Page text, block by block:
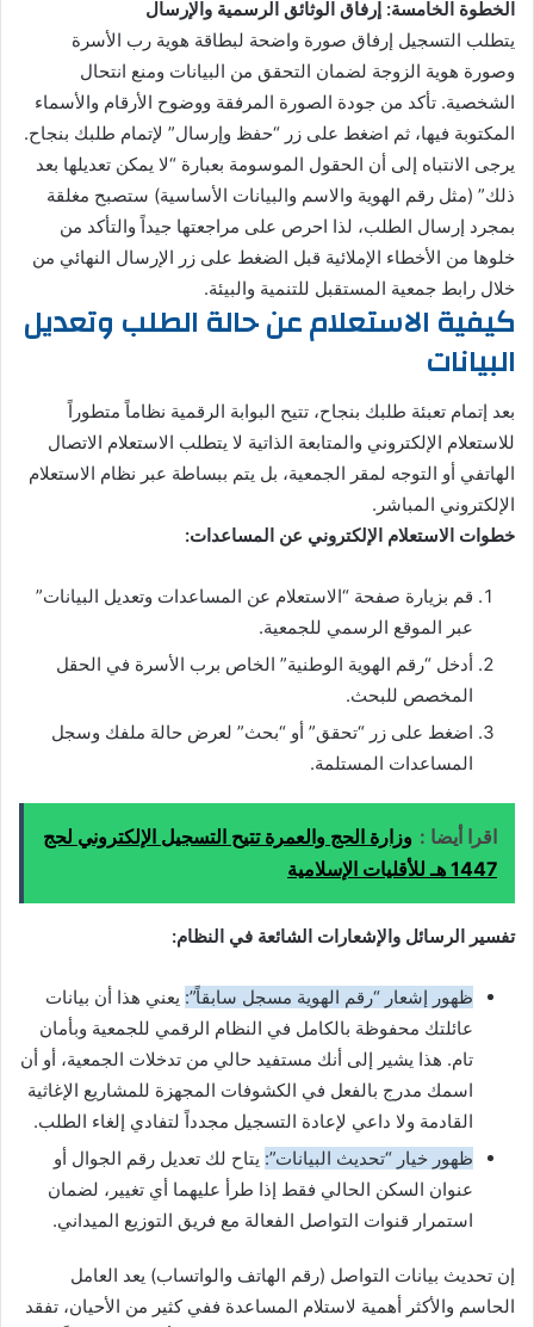
الخطوة الخامسة: إرفاق الوثائق الرسمية والإرسال
يتطلب التسجيل إرفاق صورة واضحة لبطاقة هوية رب الأسرة
وصورة هوية الزوجة لضمان التحقق من البيانات ومنع انتحال
الشخصية. تأكد من جودة الصورة المرفقة ووضوح الأرقام والأسماء
المكتوبة فيها، ثم اضغط على زر “حفظ وإرسال” لإتمام طلبك بنجاح.
يرجى الانتباه إلى أن الحقول الموسومة بعبارة “لا يمكن تعديلها بعد
ذلك” (مثل رقم الهوية والاسم والبيانات الأساسية) ستصبح مغلقة
بمجرد إرسال الطلب، لذا احرص على مراجعتها جيداً والتأكد من
خلوها من الأخطاء الإملائية قبل الضغط على زر الإرسال النهائي من
خلال رابط جمعية المستقبل للتنمية والبيئة.
كيفية الاستعلام عن حالة الطلب وتعديل
البيانات
بعد إتمام تعبئة طلبك بنجاح، تتيح البوابة الرقمية نظاماً متطوراً
للاستعلام الإلكتروني والمتابعة الذاتية لا يتطلب الاستعلام الاتصال
الهاتفي أو التوجه لمقر الجمعية، بل يتم ببساطة عبر نظام الاستعلام
الإلكتروني المباشر.
خطوات الاستعلام الإلكتروني عن المساعدات:
قم بزيارة صفحة “الاستعلام عن المساعدات وتعديل البيانات”
عبر الموقع الرسمي للجمعية.
أدخل “رقم الهوية الوطنية” الخاص برب الأسرة في الحقل
المخصص للبحث.
اضغط على زر “تحقق” أو “بحث” لعرض حالة ملفك وسجل
المساعدات المستلمة.
اقرا أيضا : وزارة الحج والعمرة تتيح التسجيل الإلكتروني لحج
1447 هـ للأقليات الإسلامية
تفسير الرسائل والإشعارات الشائعة في النظام:
ظهور إشعار “رقم الهوية مسجل سابقاً”: يعني هذا أن بيانات
عائلتك محفوظة بالكامل في النظام الرقمي للجمعية وبأمان
تام. هذا يشير إلى أنك مستفيد حالي من تدخلات الجمعية، أو أن
اسمك مدرج بالفعل في الكشوفات المجهزة للمشاريع الإغاثية
القادمة ولا داعي لإعادة التسجيل مجدداً لتفادي إلغاء الطلب.
ظهور خيار “تحديث البيانات”: يتاح لك تعديل رقم الجوال أو
عنوان السكن الحالي فقط إذا طرأ عليهما أي تغيير، لضمان
استمرار قنوات التواصل الفعالة مع فريق التوزيع الميداني.
إن تحديث بيانات التواصل (رقم الهاتف والواتساب) يعد العامل
الحاسم والأكثر أهمية لاستلام المساعدة ففي كثير من الأحيان، تفقد